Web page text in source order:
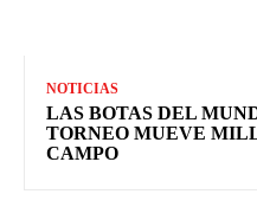
NOTICIAS
LAS BOTAS DEL
TORNEO MUEVE
CAMPO